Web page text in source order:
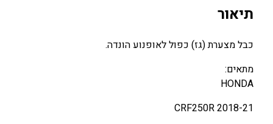
צ
ע
ת
C
R
4
תיאור
כבל מצערת (גז) כפול לאופנוע הונדה.
מתאים:
HONDA
2018-21 CRF250R